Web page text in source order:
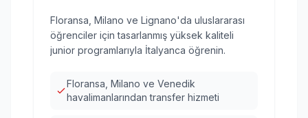
Floransa, Milano ve Lignano'da uluslararası
öğrenciler için tasarlanmış yüksek kaliteli
junior programlarıyla İtalyanca öğrenin.
Floransa, Milano ve Venedik
havalimanlarından transfer hizmeti